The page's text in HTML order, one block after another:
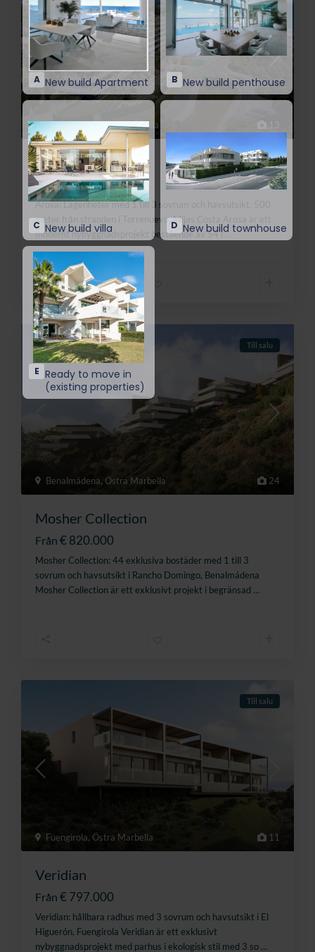
Mijas Costa,Östra Marbella
Arosa
Från€ 550.000
Arosa: Lägenheter med 1 till 3 sovrum och havsutsikt, 500
meter från stranden i Torrenueva, Mijas Costa Arosa är ett
modernt nybyggnadsprojekt bestående av 54 l…
24
Benalmádena,Östra Marbella
Till salu
Mosher Collection
Från € 820.000
Mosher Collection: 44 exklusiva bostäder med 1 till 3
sovrum och havsutsikt i Rancho Domingo, Benalmádena
Mosher Collection är ett exklusivt projekt i begränsad …
11
Fuengirola,Östra Marbella
Till salu
Veridian
Från € 797.000
Veridian: hållbara radhus med 3 sovrum och havsutsikt i El
Higuerón, Fuengirola Veridian är ett exklusivt
nybyggnadsprojekt med parhus i ekologisk stil med 3 so …